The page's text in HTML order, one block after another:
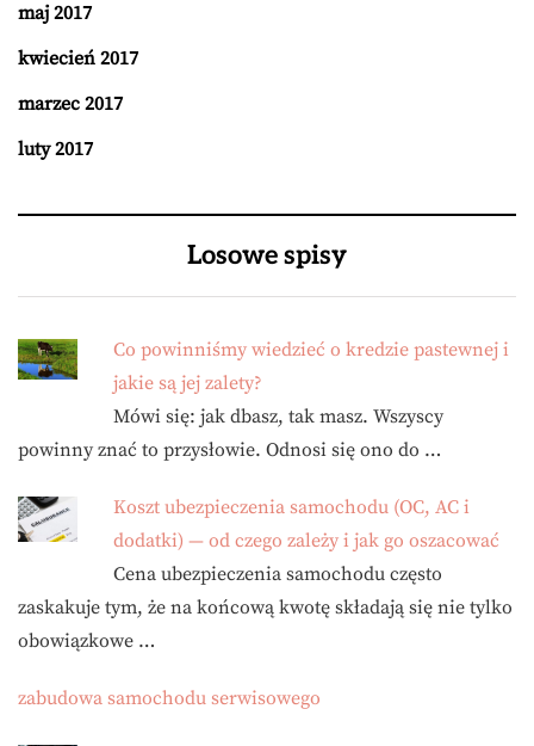
maj 2017
kwiecień 2017
marzec 2017
luty 2017
Losowe spisy
Co powinniśmy wiedzieć o kredzie pastewnej i
jakie są jej zalety?
Mówi się: jak dbasz, tak masz. Wszyscy
powinny znać to przysłowie. Odnosi się ono do …
Koszt ubezpieczenia samochodu (OC, AC i
dodatki) — od czego zależy i jak go oszacować
Cena ubezpieczenia samochodu często
zaskakuje tym, że na końcową kwotę składają się nie tylko
obowiązkowe …
zabudowa samochodu serwisowego